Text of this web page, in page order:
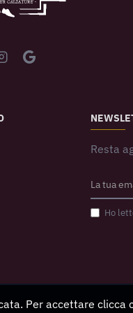
Resta
Ho
Per accettare clicca